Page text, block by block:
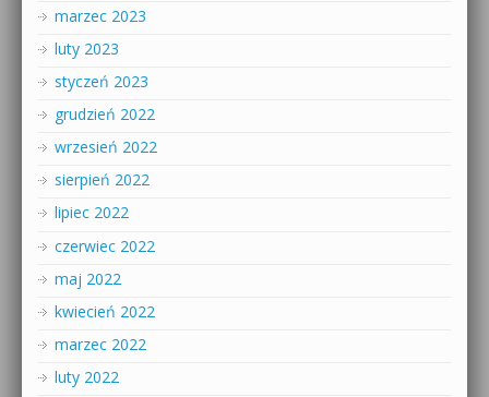
marzec 2023
luty 2023
styczeń 2023
grudzień 2022
wrzesień 2022
sierpień 2022
lipiec 2022
czerwiec 2022
maj 2022
kwiecień 2022
marzec 2022
luty 2022